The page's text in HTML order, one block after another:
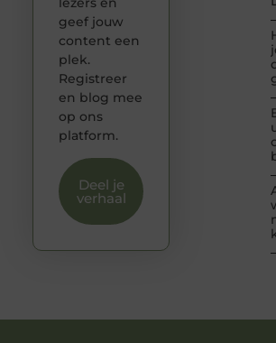
geef jouw
content een
plek.
Registreer
en blog mee
op ons
platform.
Deel je
verhaal